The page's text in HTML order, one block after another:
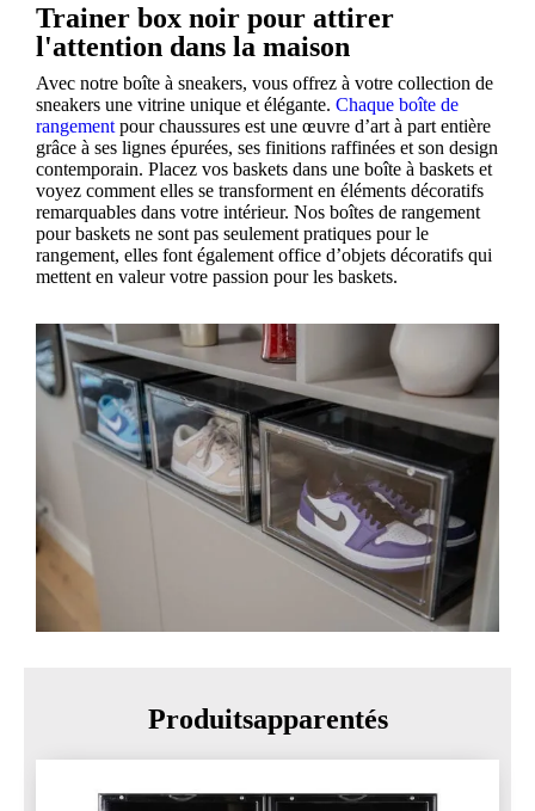
Trainer box noir pour attirer
l'attention dans la maison
Avec notre boîte à sneakers, vous offrez à votre collection de
sneakers une vitrine unique et élégante. Chaque boîte de
rangement pour chaussures est une œuvre d’art à part entière
grâce à ses lignes épurées, ses finitions raffinées et son design
contemporain. Placez vos baskets dans une boîte à baskets et
voyez comment elles se transforment en éléments décoratifs
remarquables dans votre intérieur. Nos boîtes de rangement
pour baskets ne sont pas seulement pratiques pour le
rangement, elles font également office d’objets décoratifs qui
mettent en valeur votre passion pour les baskets.
Produitsapparentés